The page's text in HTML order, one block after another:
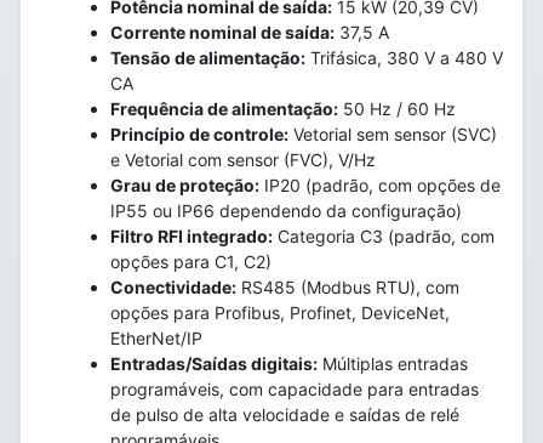
Potência nominal de saída: 15 kW (20,39 CV)
Corrente nominal de saída: 37,5 A
Tensão de alimentação: Trifásica, 380 V a 480 V
CA
Frequência de alimentação: 50 Hz / 60 Hz
Princípio de controle: Vetorial sem sensor (SVC)
e Vetorial com sensor (FVC), V/Hz
Grau de proteção: IP20 (padrão, com opções de
IP55 ou IP66 dependendo da configuração)
Filtro RFI integrado: Categoria C3 (padrão, com
opções para C1, C2)
Conectividade: RS485 (Modbus RTU), com
opções para Profibus, Profinet, DeviceNet,
EtherNet/IP
Entradas/Saídas digitais: Múltiplas entradas
programáveis, com capacidade para entradas
de pulso de alta velocidade e saídas de relé